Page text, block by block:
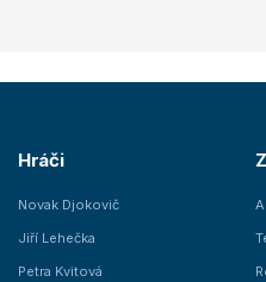
Hráči
Novak Djokovič
Jiří Lehečka
Petra Kvitová